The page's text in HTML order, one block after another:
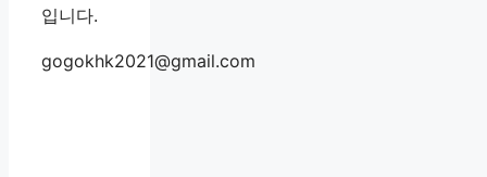
입니다.
gogokhk2021@gmail.com